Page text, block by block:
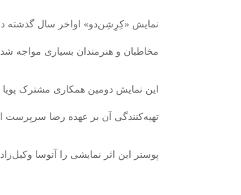
نمایش «کِرِشِن‌دو» اواخر سال گذشته
مخاطبان و هنرمندان بسیاری مواجه شد.
این نمایش دومین همکاری مشترک
تهیه‌کنندگی آن بر عهده رضا سرپرست
پوستر این اثر نمایشی را آتوسا